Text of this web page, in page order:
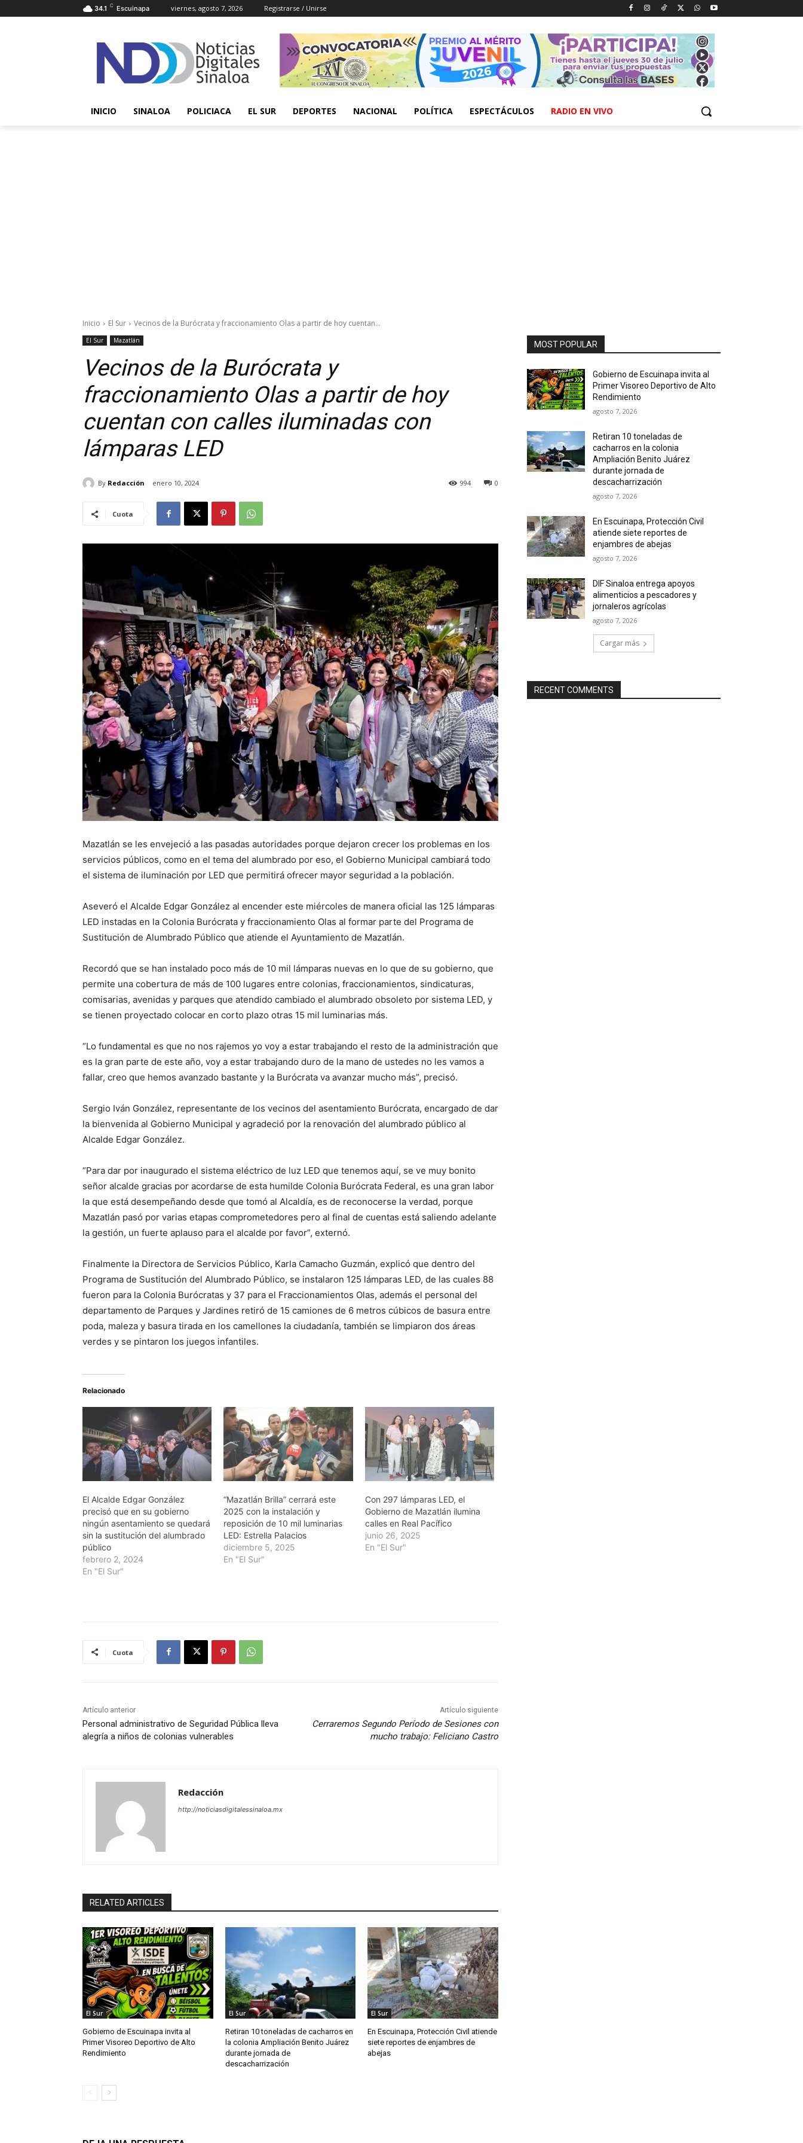
34.1 C Escuinapa viernes, agosto 7, 2026 Registrarse / Unirse
INICIO SINALOA POLICIACA EL SUR DEPORTES NACIONAL POLÍTICA ESPECTÁCULOS RADIO EN VIVO
Inicio El Sur Vecinos de la Burócrata y fraccionamiento Olas a partir de hoy cuentan...
El Sur Mazatlán
Vecinos de la Burócrata y
fraccionamiento Olas a partir de hoy
cuentan con calles iluminadas con
lámparas LED
By Redacción enero 10, 2024 0
994
Cuota
Mazatlán se les envejeció a las pasadas autoridades porque dejaron crecer los problemas en los
servicios públicos, como en el tema del alumbrado por eso, el Gobierno Municipal cambiará todo
el sistema de iluminación por LED que permitirá ofrecer mayor seguridad a la población.
Aseveró el Alcalde Edgar González al encender este miércoles de manera oficial las 125 lámparas
LED instadas en la Colonia Burócrata y fraccionamiento Olas al formar parte del Programa de
Sustitución de Alumbrado Público que atiende el Ayuntamiento de Mazatlán.
Recordó que se han instalado poco más de 10 mil lámparas nuevas en lo que de su gobierno, que
permite una cobertura de más de 100 lugares entre colonias, fraccionamientos, sindicaturas,
comisarias, avenidas y parques que atendido cambiado el alumbrado obsoleto por sistema LED, y
se tienen proyectado colocar en corto plazo otras 15 mil luminarias más.
“Lo fundamental es que no nos rajemos yo voy a estar trabajando el resto de la administración que
es la gran parte de este año, voy a estar trabajando duro de la mano de ustedes no les vamos a
fallar, creo que hemos avanzado bastante y la Burócrata va avanzar mucho más”, precisó.
Sergio Iván González, representante de los vecinos del asentamiento Burócrata, encargado de dar
la bienvenida al Gobierno Municipal y agradeció por la renovación del alumbrado público al
Alcalde Edgar González.
“Para dar por inaugurado el sistema eléctrico de luz LED que tenemos aquí, se ve muy bonito
señor alcalde gracias por acordarse de esta humilde Colonia Burócrata Federal, es una gran labor
la que está desempeñando desde que tomó al Alcaldía, es de reconocerse la verdad, porque
Mazatlán pasó por varias etapas comprometedores pero al final de cuentas está saliendo adelante
la gestión, un fuerte aplauso para el alcalde por favor”, externó.
Finalmente la Directora de Servicios Público, Karla Camacho Guzmán, explicó que dentro del
Programa de Sustitución del Alumbrado Público, se instalaron 125 lámparas LED, de las cuales 88
fueron para la Colonia Burócratas y 37 para el Fraccionamientos Olas, además el personal del
departamento de Parques y Jardines retiró de 15 camiones de 6 metros cúbicos de basura entre
poda, maleza y basura tirada en los camellones la ciudadanía, también se limpiaron dos áreas
verdes y se pintaron los juegos infantiles.
Relacionado
El Alcalde Edgar González
precisó que en su gobierno
ningún asentamiento se quedará
sin la sustitución del alumbrado
público
febrero 2, 2024
En "El Sur"
“Mazatlán Brilla” cerrará este
2025 con la instalación y
reposición de 10 mil luminarias
LED: Estrella Palacios
diciembre 5, 2025
En "El Sur"
Con 297 lámparas LED, el
Gobierno de Mazatlán ilumina
calles en Real Pacífico
junio 26, 2025
En "El Sur"
Cuota
Artículo anterior
Personal administrativo de Seguridad Pública lleva
alegría a niños de colonias vulnerables
Artículo siguiente
Cerraremos Segundo Período de Sesiones con
mucho trabajo: Feliciano Castro
Redacción
http://noticiasdigitalessinaloa.mx
RELATED ARTICLES
El Sur
Gobierno de Escuinapa invita al
Primer Visoreo Deportivo de Alto
Rendimiento
El Sur
Retiran 10 toneladas de cacharros en
la colonia Ampliación Benito Juárez
durante jornada de
descacharrización
El Sur
En Escuinapa, Protección Civil atiende
siete reportes de enjambres de
abejas
MOST POPULAR
Gobierno de Escuinapa invita al
Primer Visoreo Deportivo de Alto
Rendimiento
agosto 7, 2026
Retiran 10 toneladas de
cacharros en la colonia
Ampliación Benito Juárez
durante jornada de
descacharrización
agosto 7, 2026
En Escuinapa, Protección Civil
atiende siete reportes de
enjambres de abejas
agosto 7, 2026
DIF Sinaloa entrega apoyos
alimenticios a pescadores y
jornaleros agrícolas
agosto 7, 2026
Cargar más
RECENT COMMENTS